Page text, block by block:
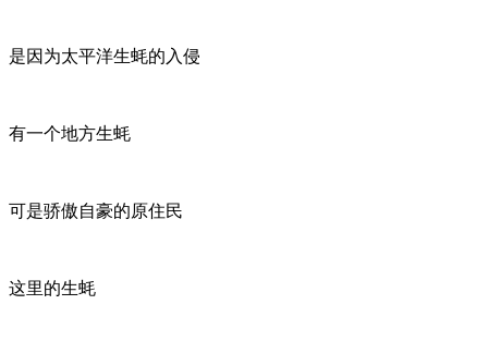
是因为太平洋生蚝的入侵
有一个地方生蚝
可是骄傲自豪的原住民
这里的生蚝